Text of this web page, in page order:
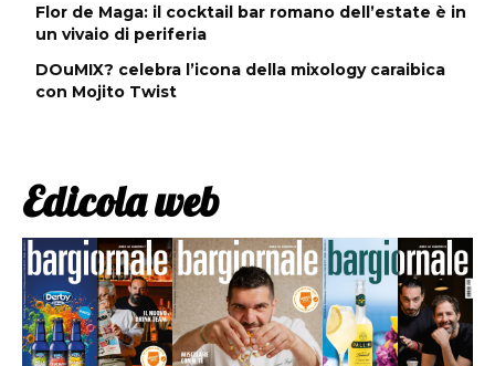
Flor de Maga: il cocktail bar romano dell’estate è in
un vivaio di periferia
DOuMIX? celebra l’icona della mixology caraibica
con Mojito Twist
Edicola web